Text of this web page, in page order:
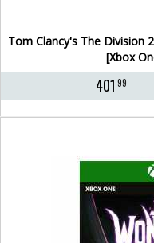
Tom Clancy's The Division
[Xbox
401 99